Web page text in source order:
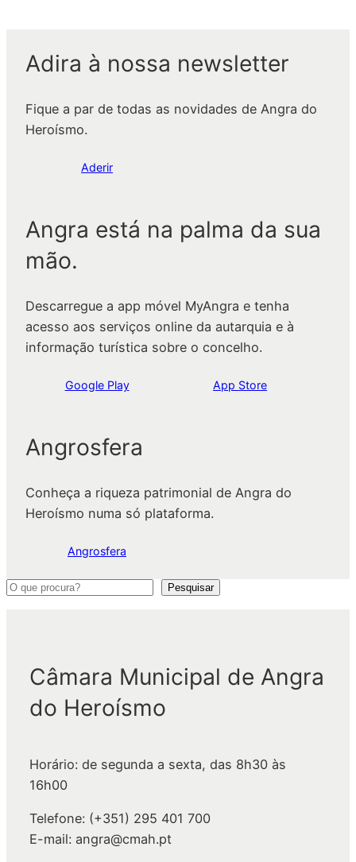
Adira à nossa newsletter
Fique a par de todas as novidades de Angra do
Heroísmo.
Aderir
Angra está na palma da sua
mão.
Descarregue a app móvel MyAngra e tenha
acesso aos serviços online da autarquia e à
informação turística sobre o concelho.
Google Play App Store
Angrosfera
Conheça a riqueza patrimonial de Angra do
Heroísmo numa só plataforma.
Angrosfera
P
Pesquisar
Câmara Municipal de Angra
do Heroísmo
Horário: de segunda a sexta, das 8h30 às
16h00
Telefone: (+351) 295 401 700
E-mail: angra@cmah.pt